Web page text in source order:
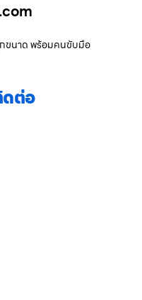
กขนาด พร้อมคนขับมือ
ต่อ